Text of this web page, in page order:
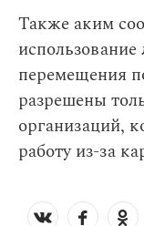
Также аким
перемещения
разрешены
организаций,
работу из-за